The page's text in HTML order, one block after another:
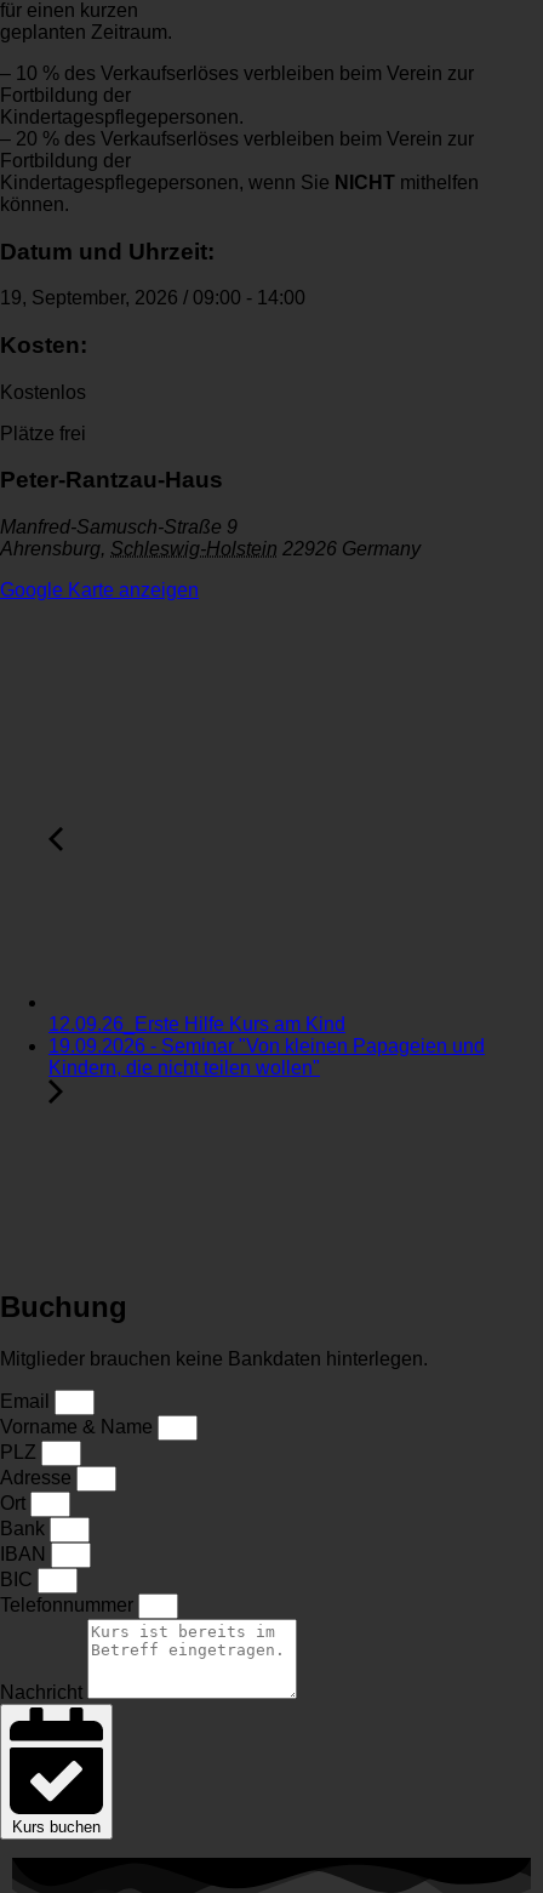
für einen kurzen
geplanten Zeitraum.
– 10 % des Verkaufserlöses verbleiben beim Verein zur
Fortbildung der
Kindertagespflegepersonen.
– 20 % des Verkaufserlöses verbleiben beim Verein zur
Fortbildung der
Kindertagespflegepersonen, wenn Sie NICHT mithelfen
können.
Datum und Uhrzeit:
19, September, 2026 / 09:00 - 14:00
Kosten:
Kostenlos
Plätze frei
Peter-Rantzau-Haus
Manfred-Samusch-Straße 9
Ahrensburg, Schleswig-Holstein 22926 Germany
Google Karte anzeigen
12.09.26_Erste Hilfe Kurs am Kind
19.09.2026 - Seminar "Von kleinen Papageien und
Kindern, die nicht teilen wollen"
Buchung
Mitglieder brauchen keine Bankdaten hinterlegen.
Email
Vorname & Name
PLZ
Adresse
Ort
Bank
IBAN
BIC
Telefonnummer
Nachricht
Kurs buchen